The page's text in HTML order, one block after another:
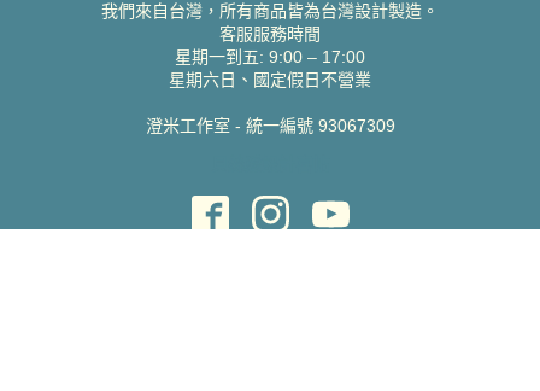
我們來自台灣，所有商品皆為台灣設計製造。
客服服務時間
星期一到五: 9:00 – 17:00
星期六日、國定假日不營業
澄米工作室 - 統一編號 93067309